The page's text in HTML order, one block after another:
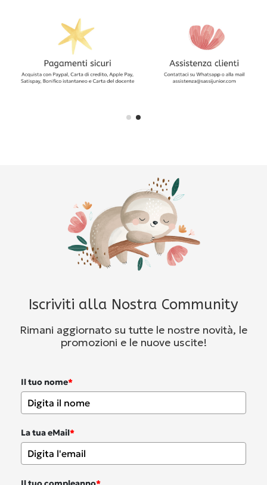
Iscriviti alla Nostra Community
Rimani aggiornato su tutte le nostre novità, le
promozioni e le nuove uscite!
Il tuo nome*
La tua eMail*